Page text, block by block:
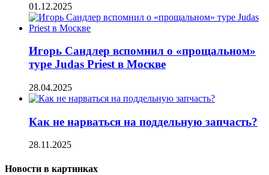
01.12.2025
Игорь Сандлер вспомнил о «прощальном»
туре Judas Priest в Москве
28.04.2025
Как не нарваться на поддельную запчасть?
28.11.2025
Новости в картинках